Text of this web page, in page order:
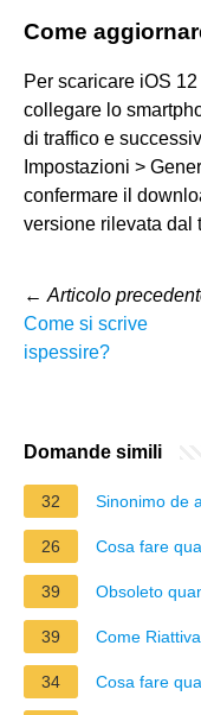
Come
Per scaricare iOS
collegare lo
di traffico e
Impostazioni >
confermare il
versione rilevata dal
← Articolo
Come si scrive
ispessire?
Domande simili
32 Sinonimo de
26 Cosa fare
39 Obsoleto
39 Come
34 Cosa fare